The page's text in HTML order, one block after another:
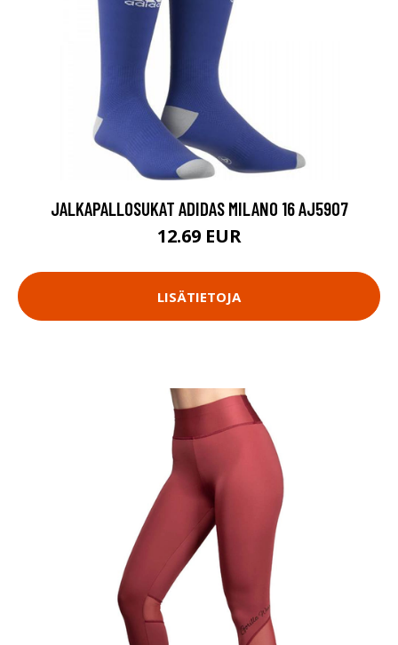
JALKAPALLOSUKAT ADIDAS MILANO 16 AJ5907
12.69 EUR
LISÄTIETOJA